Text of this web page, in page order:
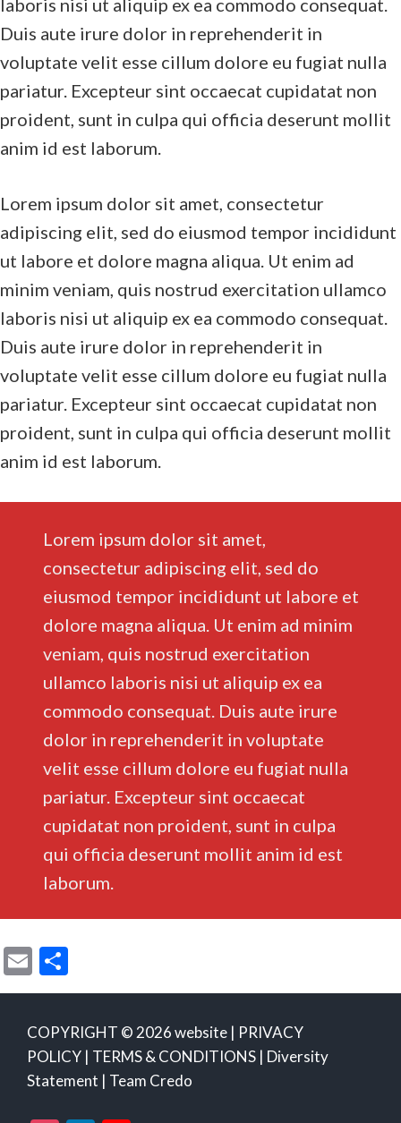
Duis aute irure dolor in reprehenderit in
voluptate velit esse cillum dolore eu fugiat nulla
pariatur. Excepteur sint occaecat cupidatat non
proident, sunt in culpa qui officia deserunt mollit
anim id est laborum.
Lorem ipsum dolor sit amet, consectetur
adipiscing elit, sed do eiusmod tempor incididunt
ut labore et dolore magna aliqua. Ut enim ad
minim veniam, quis nostrud exercitation ullamco
laboris nisi ut aliquip ex ea commodo consequat.
Duis aute irure dolor in reprehenderit in
voluptate velit esse cillum dolore eu fugiat nulla
pariatur. Excepteur sint occaecat cupidatat non
proident, sunt in culpa qui officia deserunt mollit
anim id est laborum.
Lorem ipsum dolor sit amet,
consectetur adipiscing elit, sed do
eiusmod tempor incididunt ut labore et
dolore magna aliqua. Ut enim ad minim
veniam, quis nostrud exercitation
ullamco laboris nisi ut aliquip ex ea
commodo consequat. Duis aute irure
dolor in reprehenderit in voluptate
velit esse cillum dolore eu fugiat nulla
pariatur. Excepteur sint occaecat
cupidatat non proident, sunt in culpa
qui officia deserunt mollit anim id est
laborum.
E
m
ai
l
h
ar
e
COPYRIGHT © 2026 website | PRIVACY
POLICY | TERMS & CONDITIONS | Diversity
Statement | Team Credo